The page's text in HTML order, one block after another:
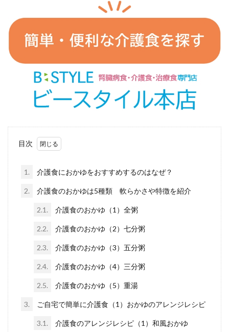
目次
1. 介護食におかゆをおすすめするのはなぜ？
2. 介護食のおかゆは5種類 軟らかさや特徴を紹介
2.1. 介護食のおかゆ（1）全粥
2.2. 介護食のおかゆ（2）七分粥
2.3. 介護食のおかゆ（3）五分粥
2.4. 介護食のおかゆ（4）三分粥
2.5. 介護食のおかゆ（5）重湯
3. ご自宅で簡単に介護食（1）おかゆのアレンジレシピ
3.1. 介護食のアレンジレシピ（1）和風おかゆ